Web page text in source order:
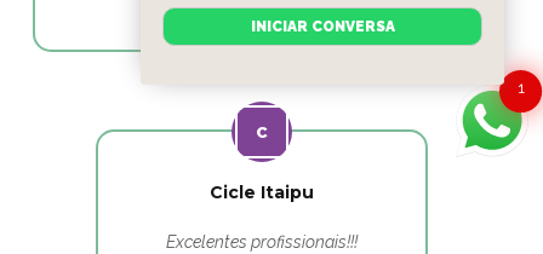
Cicle Itaipu
Excelentes profissionais!!!
1
INICIAR CONVERSA